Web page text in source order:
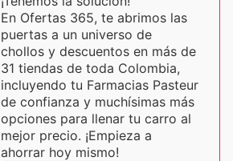
En Ofertas 365, te abrimos las
puertas a un universo de
chollos y descuentos en más de
31 tiendas de toda Colombia,
incluyendo tu Farmacias Pasteur
de confianza y muchísimas más
opciones para llenar tu carro al
mejor precio. ¡Empieza a
ahorrar hoy mismo!